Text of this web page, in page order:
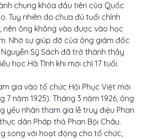
chung khóa đầu tiên của Quốc
Tuy nhiên do chưa đủ tuổi chính
nên ông không vào được vào học
Nhờ sự giúp đỡ của ông giám đốc
Sỹ Sách đã trở thành thầy
học Hà Tĩnh khi mới chỉ 17 tuổi.
gia vào tổ chức Hội Phục Việt mới
7 năm 1925). Tháng 3 năm 1926, ông
yếu nhân tham gia lễ truy điệu Phan
dân Pháp thả Phan Bội Châu.
song với hoạt động cho tổ chức,